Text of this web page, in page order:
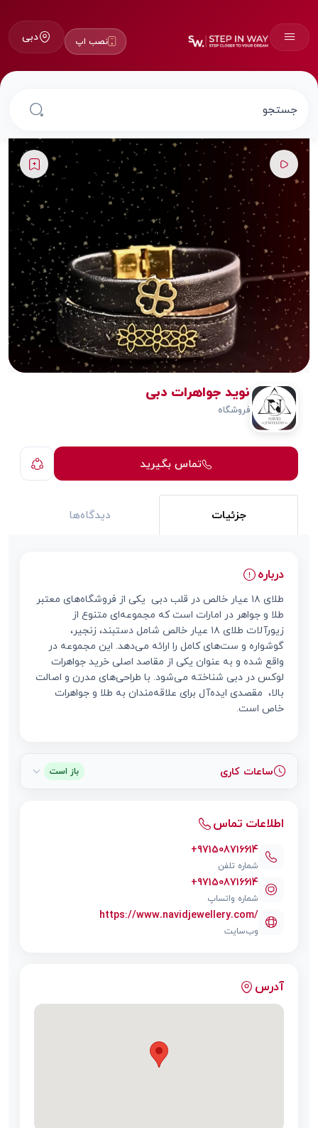
نصب اپ دبی
نوید جواهرات دبی
فروشگاه
تماس بگیرید
جزئیات دیدگاه‌ها
درباره
طلای ۱۸ عیار خالص در قلب دبی یکی از فروشگاه‌های معتبر
طلا و جواهر در امارات است که مجموعه‌ای متنوع از
زیورآلات طلای ۱۸ عیار خالص شامل دستبند، زنجیر،
گوشواره و ست‌های کامل را ارائه می‌دهد. این مجموعه در
واقع شده و به عنوان یکی از مقاصد اصلی خرید جواهرات
لوکس در دبی شناخته می‌شود. با طراحی‌های مدرن و اصالت
بالا، مقصدی ایده‌آل برای علاقه‌مندان به طلا و جواهرات
خاص است.
ساعات کاری باز است
اطلاعات تماس
+971508716614
شماره تلفن
+971508716614
شماره واتساپ
https://www.navidjewellery.com/
وب‌سایت
آدرس